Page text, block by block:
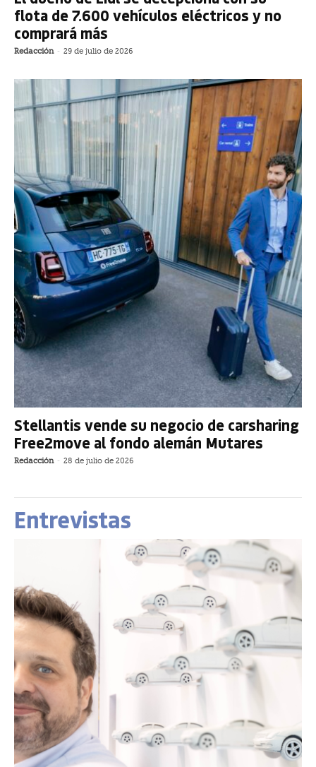
flota de 7.600 vehículos eléctricos y no
comprará más
Redacción - 29 de julio de 2026
Stellantis vende su negocio de carsharing
Free2move al fondo alemán Mutares
Redacción - 28 de julio de 2026
Entrevistas